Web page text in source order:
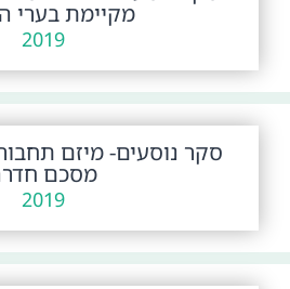
מקיימת בערי
2019
סקר נוסעים- מיזם
מסכם
2019